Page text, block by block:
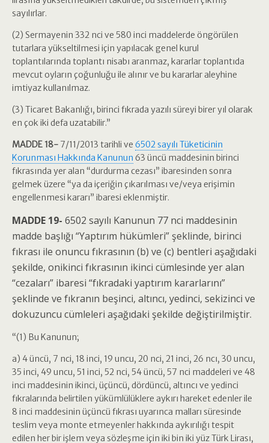
sayılırlar.
(2) Sermayenin 332 nci ve 580 inci maddelerde öngörülen
tutarlara yükseltilmesi için yapılacak genel kurul
toplantılarında toplantı nisabı aranmaz, kararlar toplantıda
mevcut oyların çoğunluğu ile alınır ve bu kararlar aleyhine
imtiyaz kullanılmaz.
(3) Ticaret Bakanlığı, birinci fıkrada yazılı süreyi birer yıl olarak
en çok iki defa uzatabilir.”
MADDE 18- 7/11/2013 tarihli ve 6502 sayılı Tüketicinin
Korunması Hakkında Kanunun 63 üncü maddesinin birinci
fıkrasında yer alan “durdurma cezası” ibaresinden sonra
gelmek üzere “ya da içeriğin çıkarılması ve/veya erişimin
engellenmesi kararı” ibaresi eklenmiştir.
MADDE 19- 6502 sayılı Kanunun 77 nci maddesinin
madde başlığı “Yaptırım hükümleri” şeklinde, birinci
fıkrası ile onuncu fıkrasının (b) ve (c) bentleri aşağıdaki
şekilde, onikinci fıkrasının ikinci cümlesinde yer alan
“cezaları” ibaresi “fıkradaki yaptırım kararlarını”
şeklinde ve fıkranın beşinci, altıncı, yedinci, sekizinci ve
dokuzuncu cümleleri aşağıdaki şekilde değiştirilmiştir.
“(1) Bu Kanunun;
a) 4 üncü, 7 nci, 18 inci, 19 uncu, 20 nci, 21 inci, 26 ncı, 30 uncu,
35 inci, 49 uncu, 51 inci, 52 nci, 54 üncü, 57 nci maddeleri ve 48
inci maddesinin ikinci, üçüncü, dördüncü, altıncı ve yedinci
fıkralarında belirtilen yükümlülüklere aykırı hareket edenler ile
8 inci maddesinin üçüncü fıkrası uyarınca malları süresinde
teslim veya monte etmeyenler hakkında aykırılığı tespit
edilen her bir işlem veya sözleşme için iki bin iki yüz Türk Lirası,